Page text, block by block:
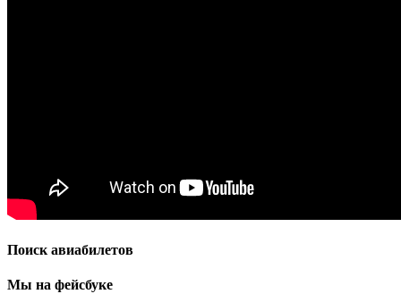
Поиск авиабилетов
Мы на фейсбуке